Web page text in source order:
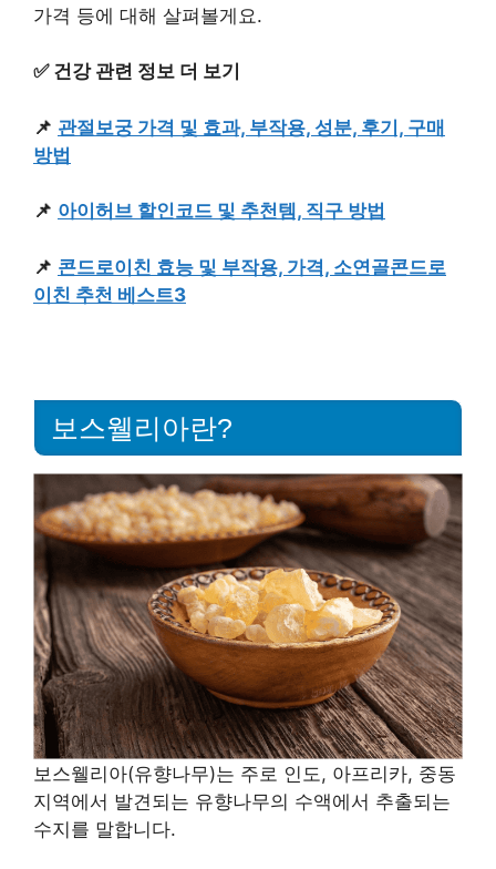
가격 등에 대해 살펴볼게요.
✅ 건강 관련 정보 더 보기
📌 관절보궁 가격 및 효과, 부작용, 성분, 후기, 구매
방법
📌 아이허브 할인코드 및 추천템, 직구 방법
📌 콘드로이친 효능 및 부작용, 가격, 소연골콘드로
이친 추천 베스트3
보스웰리아란?
보스웰리아(유향나무)는 주로 인도, 아프리카, 중동
지역에서 발견되는 유향나무의 수액에서 추출되는
수지를 말합니다.